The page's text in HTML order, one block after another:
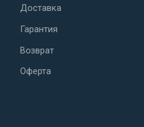
Доставка
Гарантия
Возврат
Оферта